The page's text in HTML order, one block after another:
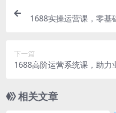
1688实操运营课，零基
下一篇
1688高阶运营系统课，助力
相关文章